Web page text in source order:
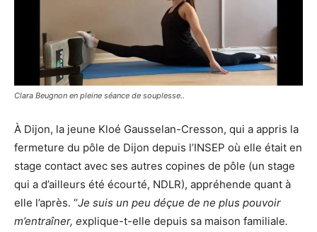
Clara Beugnon en pleine séance de souplesse..
À Dijon, la jeune Kloé Gausselan-Cresson, qui a appris la
fermeture du pôle de Dijon depuis l’INSEP où elle était en
stage contact avec ses autres copines de pôle (un stage
qui a d’ailleurs été écourté, NDLR), appréhende quant à
elle l’après. “Je suis un peu déçue de ne plus pouvoir
m’entraîner, explique-t-elle depuis sa maison familiale.